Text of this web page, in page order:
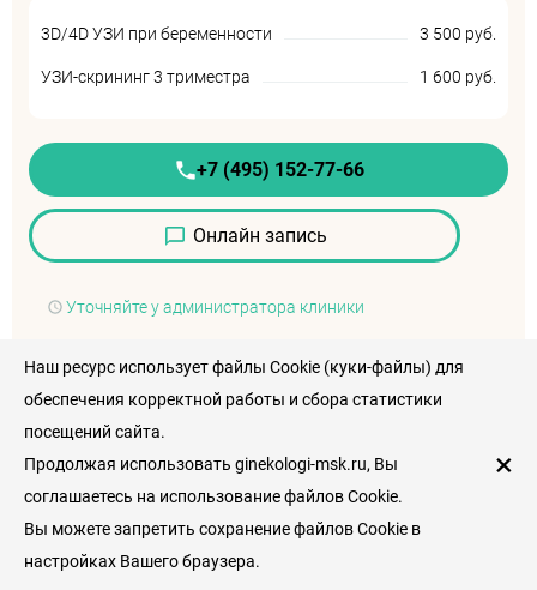
3D/4D УЗИ при беременности 3 500 руб.
УЗИ-скрининг 3 триместра 1 600 руб.
+7 (495) 152-77-66
Онлайн запись
Уточняйте у администратора клиники
Наш ресурс использует файлы Cookie (куки-файлы) для
обеспечения корректной работы и сбора статистики
посещений сайта.
Продолжая использовать ginekologi-msk.ru, Вы
соглашаетесь на использование файлов Cookie.
Вы можете запретить сохранение файлов Cookie в
настройках Вашего браузера.
×